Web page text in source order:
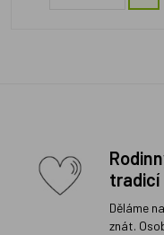
tradicí
Děláme
znát.